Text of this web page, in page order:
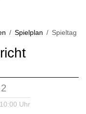
Spielplan Spieltag
10:00 Uhr